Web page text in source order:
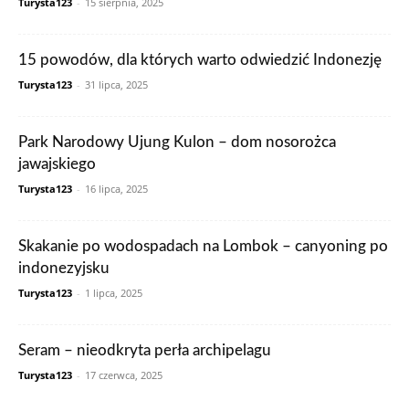
15 powodów, dla których warto odwiedzić Indonezję
Turysta123 - 31 lipca, 2025
Park Narodowy Ujung Kulon – dom nosorożca
jawajskiego
Turysta123 - 16 lipca, 2025
Skakanie po wodospadach na Lombok – canyoning po
indonezyjsku
Turysta123 - 1 lipca, 2025
Seram – nieodkryta perła archipelagu
Turysta123 - 17 czerwca, 2025